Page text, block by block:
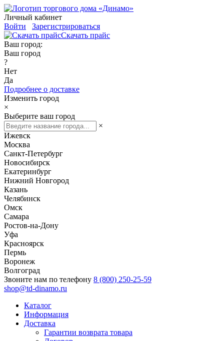
Личный кабинет
Войти
Зарегистрироваться
Скачать прайс
Ваш город:
Ваш город
?
Нет
Да
Подробнее о доставке
Изменить город
×
Выберите ваш город
×
Ижевск
Москва
Санкт-Петербург
Новосибирск
Екатеринбург
Нижний Новгород
Казань
Челябинск
Омск
Самара
Ростов-на-Дону
Уфа
Красноярск
Пермь
Воронеж
Волгоград
Звоните нам по телефону 8 (800) 250-25-59
shop@td-dinamo.ru
Каталог
Информация
Доставка
Гарантии возврата товара